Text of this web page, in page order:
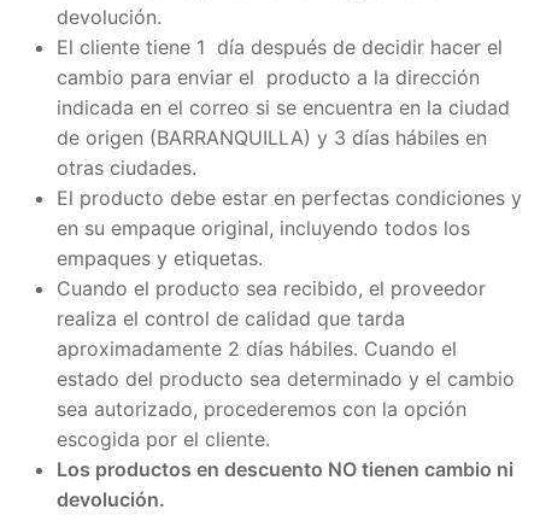
devolución.
El cliente tiene 1 día después de decidir hacer el
cambio para enviar el producto a la dirección
indicada en el correo si se encuentra en la ciudad
de origen (BARRANQUILLA) y 3 días hábiles en
otras ciudades.
El producto debe estar en perfectas condiciones y
en su empaque original, incluyendo todos los
empaques y etiquetas.
Cuando el producto sea recibido, el proveedor
realiza el control de calidad que tarda
aproximadamente 2 días hábiles. Cuando el
estado del producto sea determinado y el cambio
sea autorizado, procederemos con la opción
escogida por el cliente.
Los productos en descuento NO tienen cambio ni
devolución.